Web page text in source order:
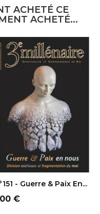
ACHETÉ CE
ACHETÉ...
AJOUTER AU
PANIER
- Guerre & Paix En...
€